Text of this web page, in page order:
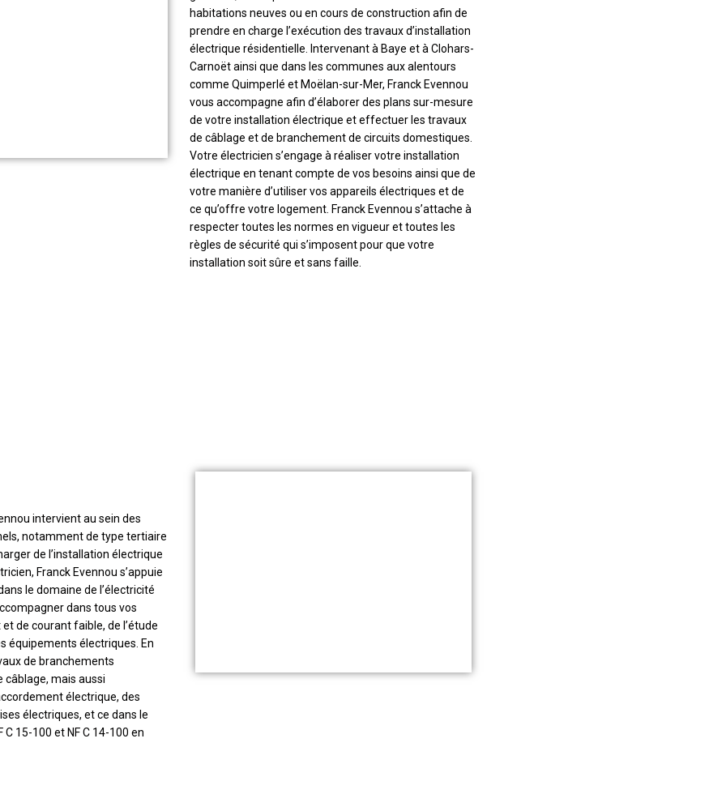
habitations neuves ou en cours de construction afin de
prendre en charge l’exécution des travaux d’installation
électrique résidentielle. Intervenant à Baye et à Clohars-
Carnoët ainsi que dans les communes aux alentours
comme Quimperlé et Moëlan-sur-Mer, Franck Evennou
vous accompagne afin d’élaborer des plans sur-mesure
de votre installation électrique et effectuer les travaux
de câblage et de branchement de circuits domestiques.
Votre électricien s’engage à réaliser votre installation
électrique en tenant compte de vos besoins ainsi que de
votre manière d’utiliser vos appareils électriques et de
ce qu’offre votre logement. Franck Evennou s’attache à
respecter toutes les normes en vigueur et toutes les
règles de sécurité qui s’imposent pour que votre
installation soit sûre et sans faille.
intervient au sein des
notamment de type tertiaire
de l’installation électrique
Franck Evennou s’appuie
le domaine de l’électricité
dans tous vos
de courant faible, de l’étude
équipements électriques. En
de branchements
câblage, mais aussi
électrique, des
électriques, et ce dans le
15-100 et NF C 14-100 en